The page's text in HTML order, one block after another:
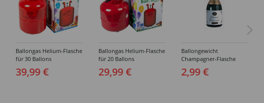
Ballongas Helium-Flasche
für 30 Ballons
39,99 €
Ballongas Helium-Flasche
für 20 Ballons
29,99 €
Ballongewicht
Champagner-Flasche
2,99 €